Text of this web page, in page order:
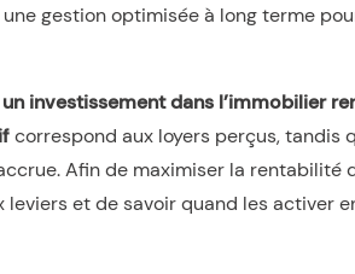
gestion optimisée à long terme
investissement dans l’immobilier
correspond aux loyers perçus, tandis
Afin de maximiser la rentabilité
et de savoir quand les activer